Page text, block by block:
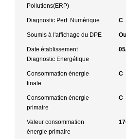
Pollutions(ERP)
Diagnostic Perf. Numérique C
Soumis à l'affichage du DPE
Date établissement
Diagnostic Energétique
Consommation énergie
finale
C
Consommation énergie
primaire
C
Valeur consommation
énergie primaire